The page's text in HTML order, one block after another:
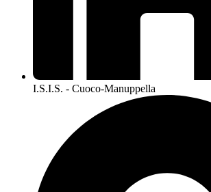
I.S.I.S. - Cuoco-Manuppella